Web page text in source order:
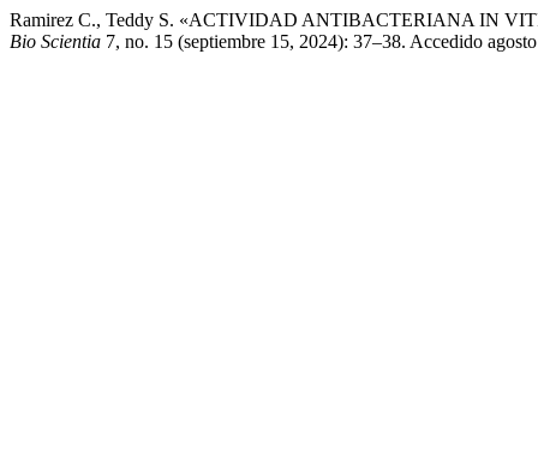
Ramirez C., Teddy S. «ACTIVIDAD ANTIBACTERIANA IN
Bio Scientia 7, no. 15 (septiembre 15, 2024): 37–38. Accedido